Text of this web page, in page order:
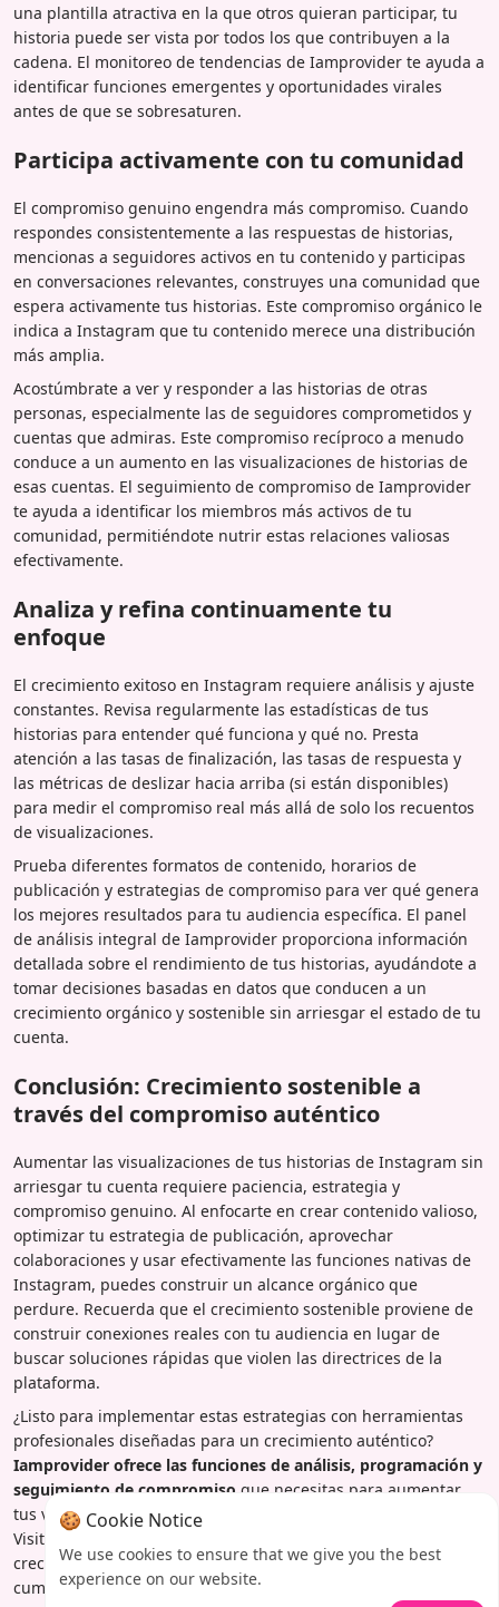
una plantilla atractiva en la que otros quieran participar, tu
historia puede ser vista por todos los que contribuyen a la
cadena. El monitoreo de tendencias de Iamprovider te ayuda a
identificar funciones emergentes y oportunidades virales
antes de que se sobresaturen.
Participa activamente con tu comunidad
El compromiso genuino engendra más compromiso. Cuando
respondes consistentemente a las respuestas de historias,
mencionas a seguidores activos en tu contenido y participas
en conversaciones relevantes, construyes una comunidad que
espera activamente tus historias. Este compromiso orgánico le
indica a Instagram que tu contenido merece una distribución
más amplia.
Acostúmbrate a ver y responder a las historias de otras
personas, especialmente las de seguidores comprometidos y
cuentas que admiras. Este compromiso recíproco a menudo
conduce a un aumento en las visualizaciones de historias de
esas cuentas. El seguimiento de compromiso de Iamprovider
te ayuda a identificar los miembros más activos de tu
comunidad, permitiéndote nutrir estas relaciones valiosas
efectivamente.
Analiza y refina continuamente tu
enfoque
El crecimiento exitoso en Instagram requiere análisis y ajuste
constantes. Revisa regularmente las estadísticas de tus
historias para entender qué funciona y qué no. Presta
atención a las tasas de finalización, las tasas de respuesta y
las métricas de deslizar hacia arriba (si están disponibles)
para medir el compromiso real más allá de solo los recuentos
de visualizaciones.
Prueba diferentes formatos de contenido, horarios de
publicación y estrategias de compromiso para ver qué genera
los mejores resultados para tu audiencia específica. El panel
de análisis integral de Iamprovider proporciona información
detallada sobre el rendimiento de tus historias, ayudándote a
tomar decisiones basadas en datos que conducen a un
crecimiento orgánico y sostenible sin arriesgar el estado de tu
cuenta.
Conclusión: Crecimiento sostenible a
través del compromiso auténtico
Aumentar las visualizaciones de tus historias de Instagram sin
arriesgar tu cuenta requiere paciencia, estrategia y
compromiso genuino. Al enfocarte en crear contenido valioso,
optimizar tu estrategia de publicación, aprovechar
colaboraciones y usar efectivamente las funciones nativas de
Instagram, puedes construir un alcance orgánico que
perdure. Recuerda que el crecimiento sostenible proviene de
construir conexiones reales con tu audiencia en lugar de
buscar soluciones rápidas que violen las directrices de la
plataforma.
¿Listo para implementar estas estrategias con herramientas
profesionales diseñadas para un crecimiento auténtico?
Iamprovider ofrece las funciones de análisis, programación y
seguimiento de compromiso que necesitas para aumentar
tus visualizaciones de historias de manera segura y efectiva.
Visita Iamprovider hoy para acceder a recursos que apoyan el
crecimiento sostenible de Instagram mientras mantienes el
cumplimiento de la plataforma.
🍪 Cookie Notice
We use cookies to ensure that we give you the best
experience on our website.